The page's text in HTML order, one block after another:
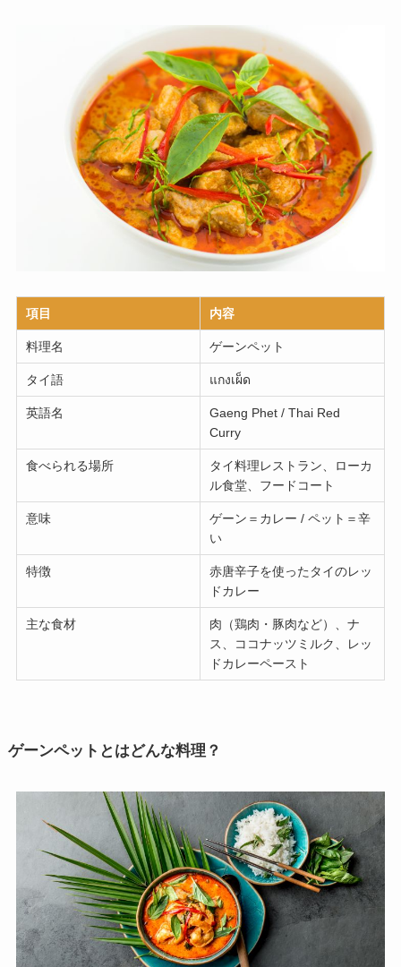
項目 内容
料理名 ゲーンペット
タイ語 แกงเผ็ด
英語名
Gaeng Phet / Thai Red
Curry
食べられる場所
タイ料理レストラン、ローカ
ル食堂、フードコート
意味
ゲーン＝カレー / ペット＝辛
い
特徴
赤唐辛子を使ったタイのレッ
ドカレー
主な食材
肉（鶏肉・豚肉など）、ナ
ス、ココナッツミルク、レッ
ドカレーペースト
ゲーンペットとはどんな料理？